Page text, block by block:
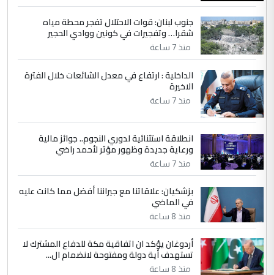
4 سردار
التعليق : واحد من عصابة علي ماما يسقط
جنسية الرافد الثالث للعراق ومن اصول عريقة
ابا فرات ...
الموضوع :
الجواهري يرد على صدام حسين سل
مضجعيك يابن الزنا (نص كامل)
5 سردار
التعليق : واحد من عصابة علي ماما يسقط
جنسية الرافد الثالث للعراق ومن اصول عريقة
الموضوع :
الجواهري يرد على صدام حسين سل
مضجعيك يابن الزنا (نص كامل)
جنوب لبنان: قوات الاحتلال تفجر محطة مياه
شقرا… وتفجيرات في كونين ووادي الحجير
منذ 7 ساعة
الداخلية : ارتفاع في معدل الشائعات خلال الفترة
الاخيرة
منذ 7 ساعة
انطلاقة استثنائية لدوري النجوم.. جوائز مالية
ورعاية جديدة وظهور مؤثر لأحمد راضي
منذ 7 ساعة
بزشكيان: علاقاتنا مع جيراننا أفضل مما كانت عليه
في الماضي
منذ 8 ساعة
أردوغان يؤكد ان اتفاقية مكة للدفاع المشترك لا
تستهدف أية دولة ومفتوحة لانضمام ال...
منذ 8 ساعة